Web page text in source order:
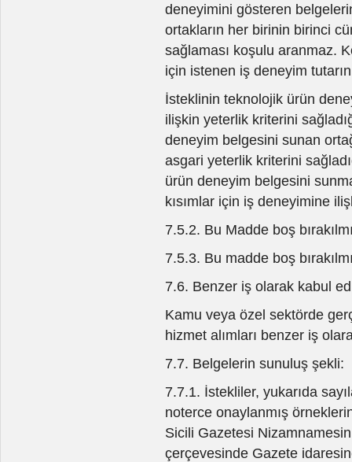
deneyimini gösteren
ortakların her birinin birinci
sağlaması koşulu aranmaz.
için istenen iş deneyim
İsteklinin teknolojik ürün
ilişkin yeterlik kriterini
deneyim belgesini sunan
asgari yeterlik kriterini
ürün deneyim belgesini
kısımlar için iş deneyimine
7.5.2. Bu Madde boş
7.5.3. Bu madde boş
7.6. Benzer iş olarak kabul
Kamu veya özel sektörde
hizmet alımları benzer iş
7.7. Belgelerin sunuluş şekli:
7.7.1. İstekliler, yukarıda
noterce onaylanmış
Sicili Gazetesi
çerçevesinde Gazete